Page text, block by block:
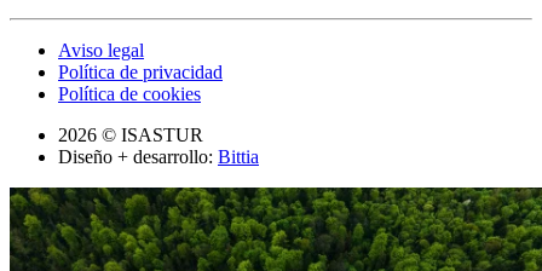
Aviso legal
Política de privacidad
Política de cookies
2026 © ISASTUR
Diseño + desarrollo: Bittia